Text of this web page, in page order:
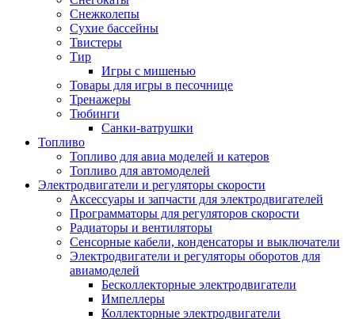
Снежколепы
Сухие бассейны
Твистеры
Тир
Игры с мишенью
Товары для игры в песочнице
Тренажеры
Тюбинги
Санки-ватрушки
Топливо
Топливо для авиа моделей и катеров
Топливо для автомоделей
Электродвигатели и регуляторы скорости
Аксессуары и запчасти для электродвигателей
Программаторы для регуляторов скорости
Радиаторы и вентиляторы
Сенсорные кабели, конденсаторы и выключатели
Электродвигатели и регуляторы оборотов для
авиамоделей
Бесколлекторные электродвигатели
Импеллеры
Коллекторные электродвигатели